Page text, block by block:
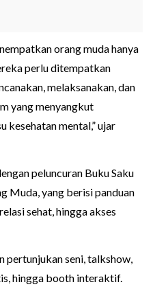
orang muda hanya
perlu ditempatkan
melaksanakan, dan
yang menyangkut
kesehatan mental,” ujar
peluncuran Buku Saku
Muda, yang berisi panduan
sehat, hingga akses
pertunjukan seni, talkshow,
hingga booth interaktif.